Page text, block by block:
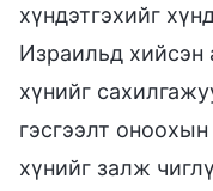
хүндэтгэхийг
Израильд хийсэн
хүнийг
гэсгээлт
хүнийг залж